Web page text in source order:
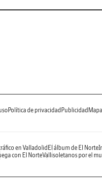
Política de privacidad Publicidad
en Valladolid El álbum de El Norte
con El NorteVallisoletanos por el